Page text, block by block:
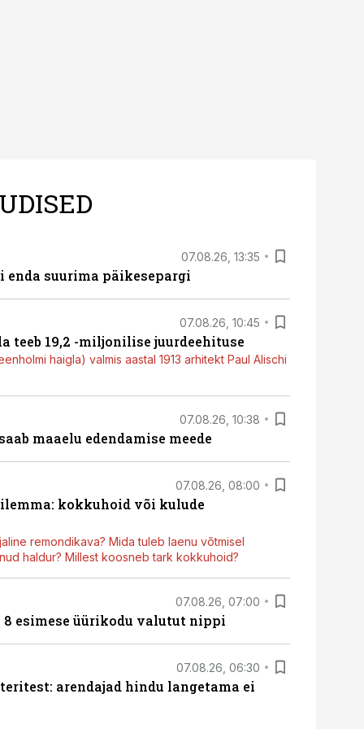
07.08.26, 13:35
enda suurima päikesepargi
07.08.26, 10:45
teeb 19,2 -miljonilise juurdeehituse
haigla) valmis aastal 1913 arhitekt Paul Alischi
07.08.26, 10:38
maaelu edendamise meede
07.08.26, 08:00
kokkuhoid või kulude
remondikava? Mida tuleb laenu võtmisel
haldur? Millest koosneb tark kokkuhoid?
07.08.26, 07:00
8 esimese üürikodu valutut nippi
07.08.26, 06:30
arendajad hindu langetama ei